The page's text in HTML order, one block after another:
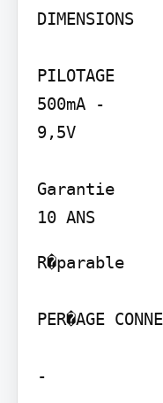
DIMENSIONS
PILOTAGE
500mA -
9,5V
Garantie
10 ANS
R�parable
PER�AGE
-